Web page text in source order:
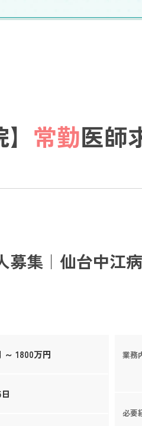
常勤医師
募集｜仙台中江
～ 1800万円 業務
必要